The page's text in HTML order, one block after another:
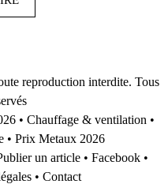
reproduction interdite. Tous
• Chauffage & ventilation •
• Prix Metaux 2026
un article• Facebook•
• Contact